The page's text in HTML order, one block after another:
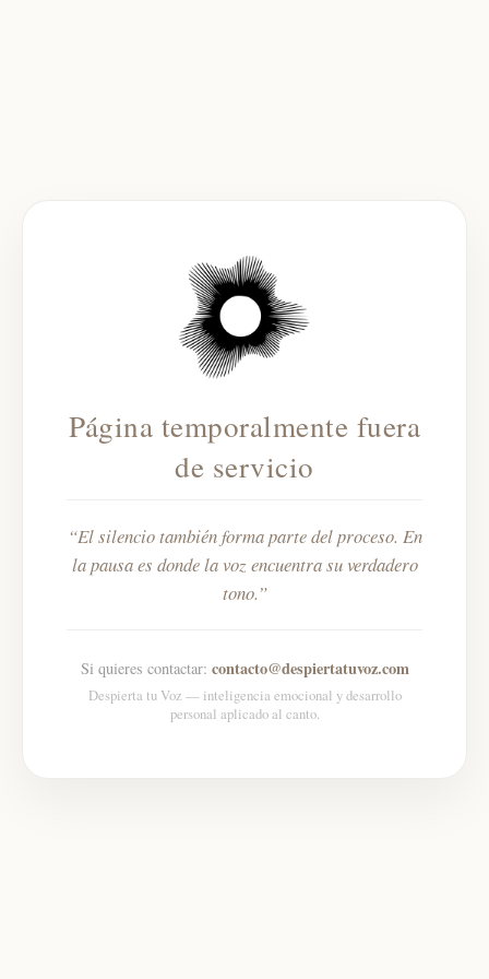
Página temporalmente fuera
de servicio
El silencio también forma parte del proceso. En
la pausa es donde la voz encuentra su verdadero
tono.
Si quieres contactar: contacto@despiertatuvoz.com
Despierta tu Voz — inteligencia emocional y desarrollo
personal aplicado al canto.